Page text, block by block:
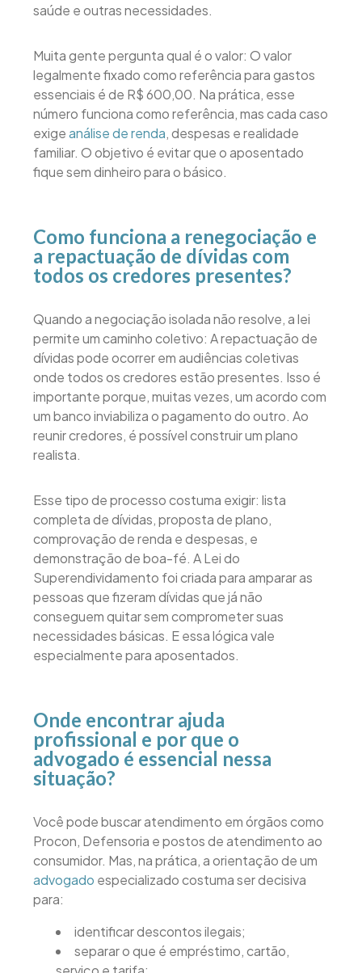
saúde e outras necessidades.
Muita gente pergunta qual é o valor: O valor
legalmente fixado como referência para gastos
essenciais é de R$ 600,00. Na prática, esse
número funciona como referência, mas cada caso
exigeanálise de renda, despesas e realidade
familiar. O objetivo é evitar que o aposentado
fique sem dinheiro para o básico.
Como funciona a renegociação e
a repactuação de dívidas com
todos os credores presentes?
Quando a negociação isolada não resolve, a lei
permite um caminho coletivo: A repactuação de
dívidas pode ocorrer em audiências coletivas
onde todos os credores estão presentes. Isso é
importante porque, muitas vezes, um acordo com
um banco inviabiliza o pagamento do outro. Ao
reunir credores, é possível construir um plano
realista.
Esse tipo de processo costuma exigir: lista
completa de dívidas, proposta de plano,
comprovação de renda e despesas, e
demonstração de boa-fé. A Lei do
Superendividamento foi criada para amparar as
pessoas que fizeram dívidas que já não
conseguem quitar sem comprometer suas
necessidades básicas. E essa lógica vale
especialmente para aposentados.
Onde encontrar ajuda
profissional e por que o
advogado é essencial nessa
situação?
Você pode buscar atendimento em órgãos como
Procon, Defensoria e postos de atendimento ao
consumidor. Mas, na prática, a orientação de um
advogado especializado costuma ser decisiva
para:
identificar descontos ilegais;
separar o que é empréstimo, cartão,